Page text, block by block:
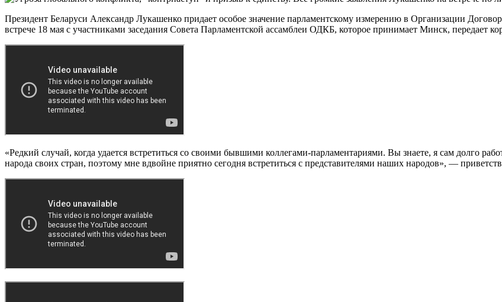
Президент Беларуси Александр Лукашенко придает особое значение парламентскому измерению в Организации
встрече 18 мая с участниками заседания Совета Парламентской ассамблеи ОДКБ, которое принимает Минск, передает
«Редкий случай, когда удается встретиться со своими бывшими коллегами-парламентариями. Вы знаете, я сам долго
народа своих стран, поэтому мне вдвойне приятно сегодня встретиться с представителями наших народов», —